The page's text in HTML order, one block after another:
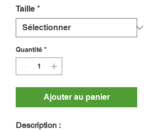
Taille *
Quantité *
Ajouter au panier
Description :